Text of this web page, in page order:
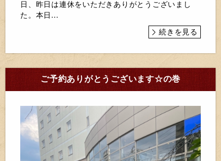
日、昨日は連休をいただきありがとうございまし
た。本日...
続きを見る
ご予約ありがとうございます☆の巻